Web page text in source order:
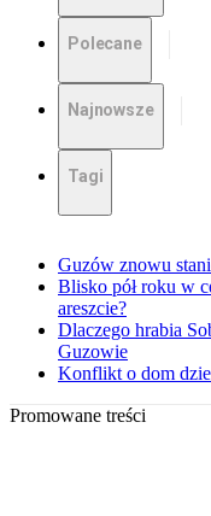
Polecane
Najnowsze
Tagi
Guzów znowu
Blisko pół roku w
areszcie?
Dlaczego hrabia
Guzowie
Konflikt o dom
Promowane treści